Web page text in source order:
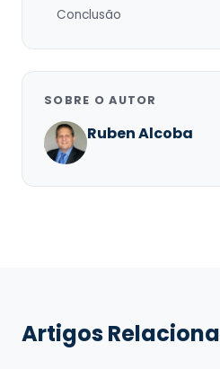
Conclusão
SOBRE O AUTOR
Ruben Alcoba
Artigos